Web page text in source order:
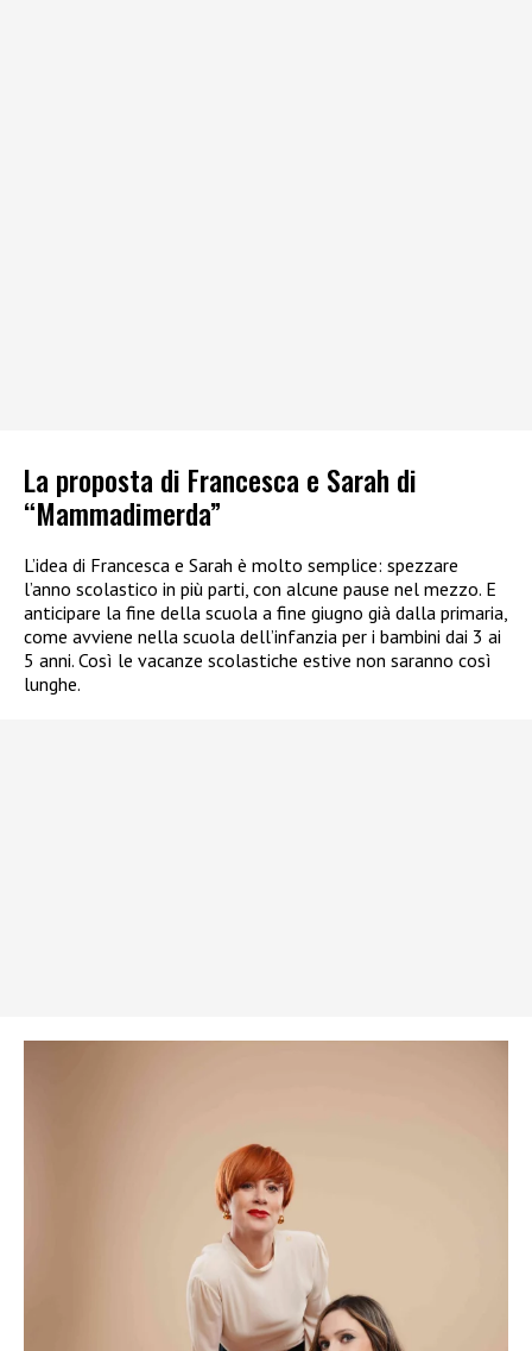
La proposta di Francesca e Sarah di
“Mammadimerda”
L’idea di Francesca e Sarah è molto semplice: spezzare
l’anno scolastico in più parti, con alcune pause nel mezzo. E
anticipare la fine della scuola a fine giugno già dalla primaria,
come avviene nella scuola dell’infanzia per i bambini dai 3 ai
5 anni. Così le vacanze scolastiche estive non saranno così
lunghe.